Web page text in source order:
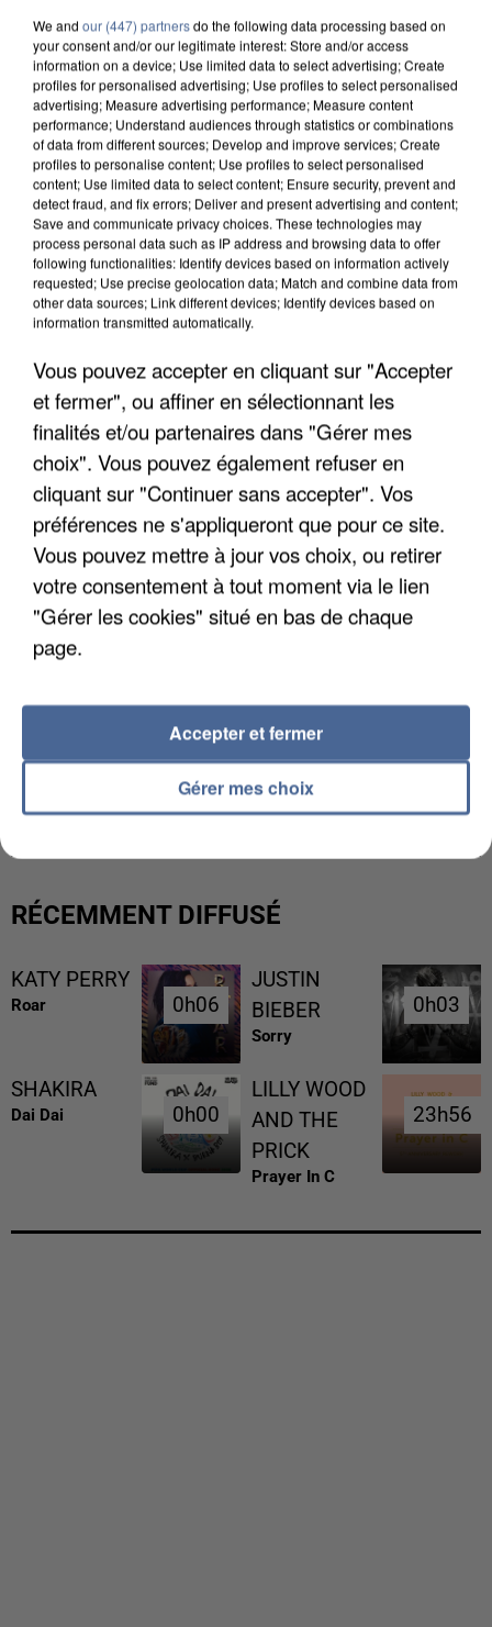
DE FAUNE SAUVAGE SONT...
MAFIA INTERPELLÉ EN ALGÉRIE
RÉCEMMENT DIFFUSÉ
KATY PERRY
Roar 0h06
0h06
JUSTIN
BIEBER
Sorry
0h03
0h03
SHAKIRA
Dai Dai 0h00
0h00
LILLY WOOD
AND THE
PRICK
Prayer In C
23h56
23h56
We and our (447) partnersdo the following data processing based on
your consent and/or our legitimate interest: Store and/or access
information on a device; Use limited data to select advertising; Create
profiles for personalised advertising; Use profiles to select personalised
advertising; Measure advertising performance; Measure content
performance; Understand audiences through statistics or combinations
of data from different sources; Develop and improve services; Create
profiles to personalise content; Use profiles to select personalised
content; Use limited data to select content; Ensure security, prevent and
detect fraud, and fix errors; Deliver and present advertising and content;
Save and communicate privacy choices. These technologies may
process personal data such as IP address and browsing data to offer
following functionalities: Identify devices based on information actively
requested; Use precise geolocation data; Match and combine data from
other data sources; Link different devices; Identify devices based on
information transmitted automatically.
Vous pouvez accepter en cliquant sur "Accepter
et fermer", ou affiner en sélectionnant les
finalités et/ou partenaires dans "Gérer mes
choix". Vous pouvez également refuser en
cliquant sur "Continuer sans accepter". Vos
préférences ne s'appliqueront que pour ce site.
Vous pouvez mettre à jour vos choix, ou retirer
votre consentement à tout moment via le lien
"Gérer les cookies" situé en bas de chaque
page.
Gérer mes choix
Accepter et fermer